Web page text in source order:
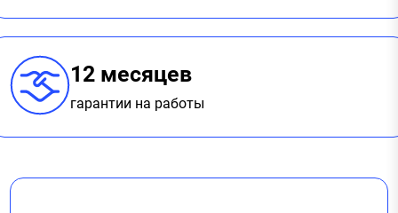
12 месяцев
гарантии на работы